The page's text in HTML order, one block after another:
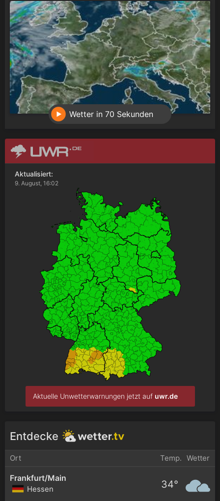
Wetter in 70 Sekunden
Aktualisiert:
9. August, 16:02
Aktuelle Unwetterwarnungen jetzt auf uwr.de
Entdecke
Ort Temp. Wetter
Frankfurt/Main
Hessen 34°